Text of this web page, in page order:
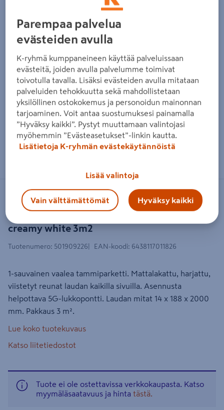
Zoomaa kuvaa sormilla kosketusnäytöllä
creamy white 3m2
KARELIA
Tuotenumero: 501909226 EAN-koodi: 6438117011826
1-sauvainen vaalea tammiparketti. Mattalakattu, harjattu,
viistetyt reunat laudan kaikilla sivuilla. Asennusta
helpottava 5G-lukkopontti. Laudan mitat 14 x 188 x 2000
mm. Pakkaus 3 m².
Lue koko tuotekuvaus
Katso liitetiedostot
Tuote ei ole ostettavissa verkkokaupasta. Katso
myymäläsaatavuus ja hinta tästä.
Parempaa palvelua
evästeiden avulla
K-ryhmä kumppaneineen käyttää palveluissaan
evästeitä, joiden avulla palvelumme toimivat
toivotulla tavalla. Lisäksi evästeiden avulla mitataan
palveluiden tehokkuutta sekä mahdollistetaan
yksilöllinen ostokokemus ja personoidun mainonnan
tarjoaminen. Voit antaa suostumuksesi painamalla
”Hyväksy kaikki”. Pystyt muuttamaan valintojasi
myöhemmin ”Evästeasetukset”-linkin kautta.
Lisätietoja K-ryhmän evästekäytännöistä
Lisää valintoja
Vain välttämättömät Hyväksy kaikki